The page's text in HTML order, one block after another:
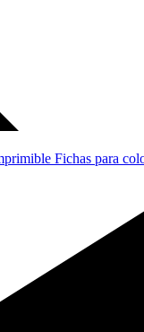
Fichas para